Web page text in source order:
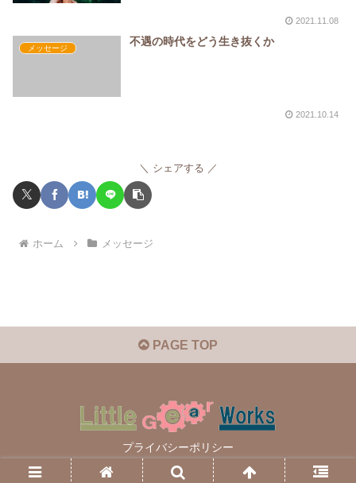
2021.11.08
メッセージ
不遇の時代をどう生き抜くか
2021.10.14
シェアする
ホーム メッセージ
PAGE TOP
プライバシーポリシー
© 2021 Little-Gear-Works.